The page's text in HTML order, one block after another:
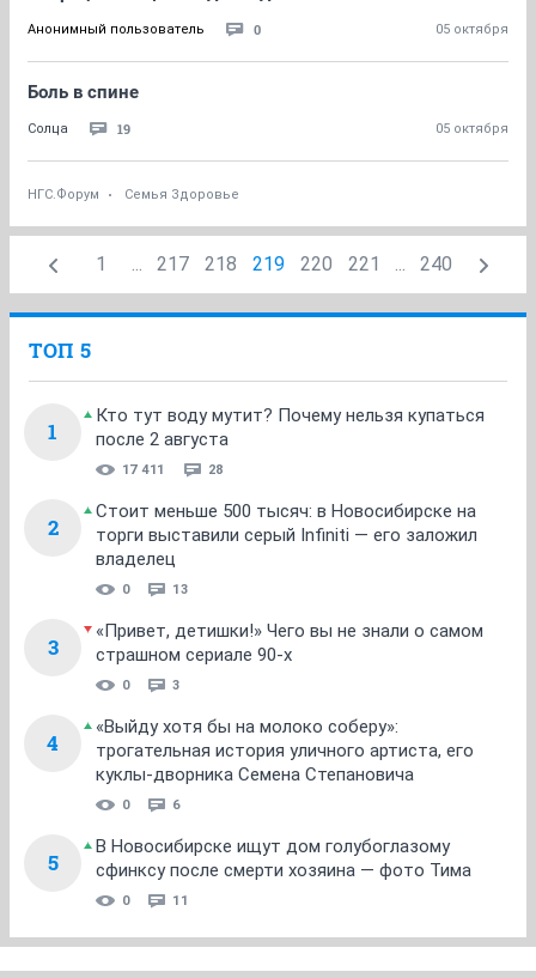
Анонимный пользователь 0 05 октября
Боль в спине
Солца 19 05 октября
НГС.Форум Семья Здоровье
1 ... 217 218 219 220 221 ... 240
ТОП 5
1
Кто тут воду мутит? Почему нельзя купаться
после 2 августа
17 411 28
2
Стоит меньше 500 тысяч: в Новосибирске на
торги выставили серый Infiniti — его заложил
владелец
0 13
3
«Привет, детишки!» Чего вы не знали о самом
страшном сериале 90-х
0 3
4
«Выйду хотя бы на молоко соберу»:
трогательная история уличного артиста, его
куклы-дворника Семена Степановича
0 6
5
В Новосибирске ищут дом голубоглазому
сфинксу после смерти хозяина — фото Тима
0 11